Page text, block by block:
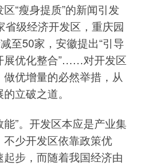
“瘦身提质”的新闻引发
级经济开发区，重庆园
至50家，安徽提出“引导
展优化整合”……对开发区
优增量的必然举措，从
立破之道。
”。开发区本应是产业集
少开发区依靠政策优
步，而随着我国经济由